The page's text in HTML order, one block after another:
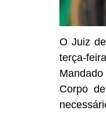
O Juiz
terça-
Corpo